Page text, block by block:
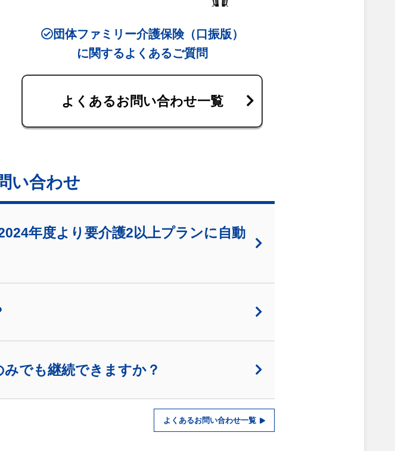
団体ファミリー介護保険（口振版）
に関するよくあるご質問
よくあるお問い合わせ一覧
い合わせ
年度より要介護2以上プランに自動
でも継続できますか？
よくあるお問い合わせ一覧